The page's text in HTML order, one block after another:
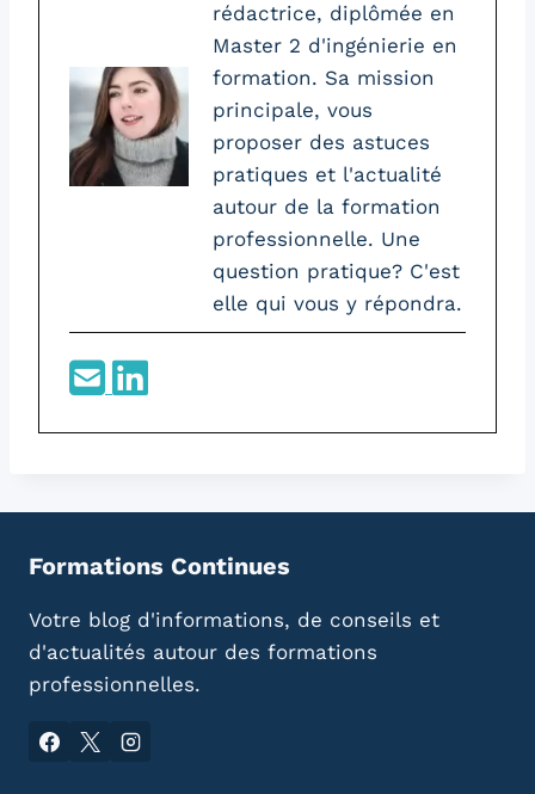
rédactrice, diplômée en
Master 2 d'ingénierie en
formation. Sa mission
principale, vous
proposer des astuces
pratiques et l'actualité
autour de la formation
professionnelle. Une
question pratique? C'est
elle qui vous y répondra.
Formations Continues
Votre blog d'informations, de conseils et
d'actualités autour des formations
professionnelles.